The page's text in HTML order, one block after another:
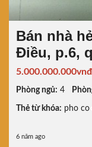
Bán nhà
Điều, p.6,
5.000.000.000vnđ
Phòng ngủ: 4
Thẻ từ khóa: pho co
6 năm ago